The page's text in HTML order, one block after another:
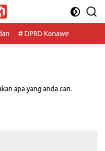
# DPRD Konawe
apa yang anda cari.